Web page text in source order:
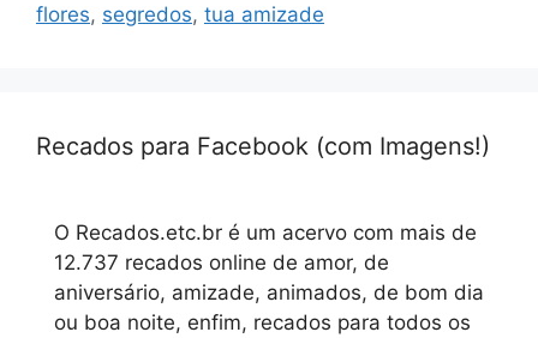
flores, segredos, tua amizade
Recados para Facebook (com Imagens!)
O Recados.etc.br é um acervo com mais de
12.737 recados online de amor, de
aniversário, amizade, animados, de bom dia
ou boa noite, enfim, recados para todos os